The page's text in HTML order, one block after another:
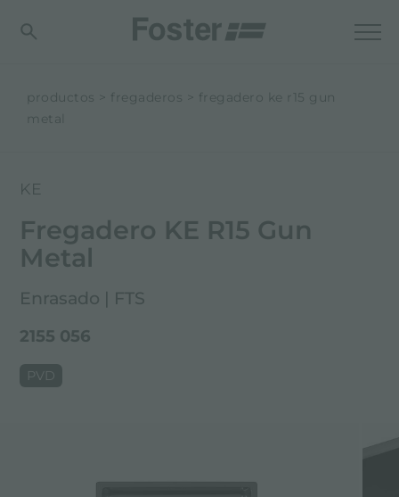
productos fregaderos
fregadero ke r15 gun
metal
KE
Fregadero KE R15 Gun
Metal
Enrasado | FTS
2155 056
PVD